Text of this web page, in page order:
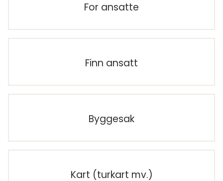
For ansatte
Finn ansatt
Byggesak
Kart (turkart mv.)